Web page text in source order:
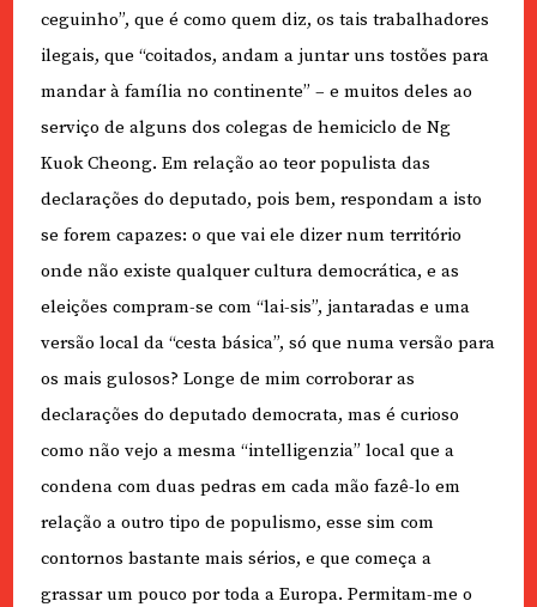
ceguinho”, que é como quem diz, os tais trabalhadores
ilegais, que “coitados, andam a juntar uns tostões para
mandar à família no continente” – e muitos deles ao
serviço de alguns dos colegas de hemiciclo de Ng
Kuok Cheong. Em relação ao teor populista das
declarações do deputado, pois bem, respondam a isto
se forem capazes: o que vai ele dizer num território
onde não existe qualquer cultura democrática, e as
eleições compram-se com “lai-sis”, jantaradas e uma
versão local da “cesta básica”, só que numa versão para
os mais gulosos? Longe de mim corroborar as
declarações do deputado democrata, mas é curioso
como não vejo a mesma “intelligenzia” local que a
condena com duas pedras em cada mão fazê-lo em
relação a outro tipo de populismo, esse sim com
contornos bastante mais sérios, e que começa a
grassar um pouco por toda a Europa. Permitam-me o